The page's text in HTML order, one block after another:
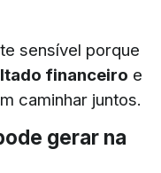
sensível porque
financeiro e
caminhar juntos.
gerar na